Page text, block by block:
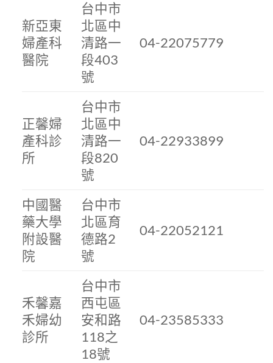
新亞東
婦產科
醫院
台中市
北區中
清路一
段403
號
04-22075779
正馨婦
產科診
所
台中市
北區中
清路一
段820
號
04-22933899
中國醫
藥大學
附設醫
院
台中市
北區育
德路2
號
04-22052121
禾馨嘉
禾婦幼
診所
台中市
西屯區
安和路
118之
18號
04-23585333